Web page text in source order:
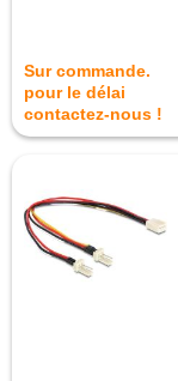
Sur commande.
pour le délai
contactez-nous !